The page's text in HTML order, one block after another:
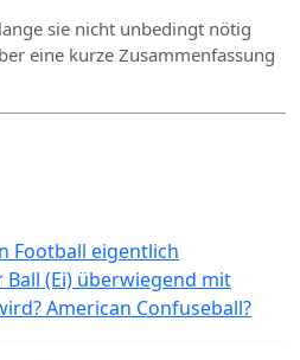
sie nicht unbedingt nötig
eine kurze Zusammenfassung
Football eigentlich
(Ei) überwiegend mit
American Confuseball?